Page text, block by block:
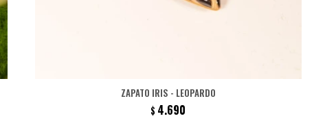
ZAPATO IRIS - LEOPARDO
$ 4.690